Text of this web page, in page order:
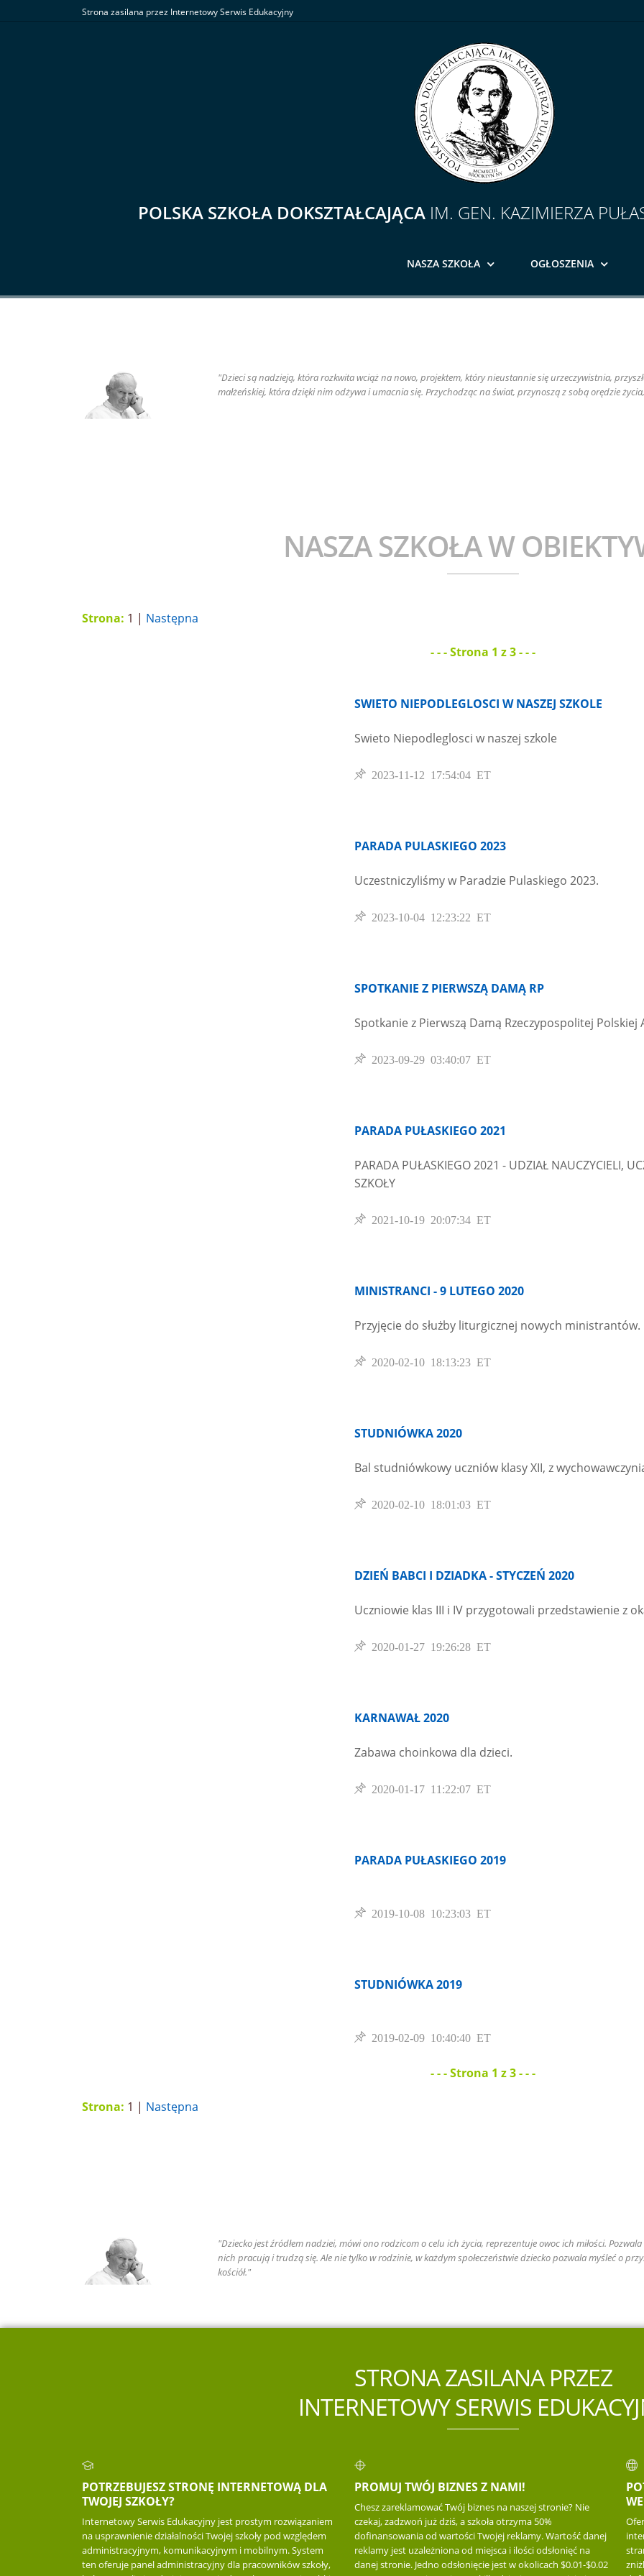
Strona zasilana przez Internetowy Serwis Edukacyjny
POLSKA SZKOŁA DOKSZTAŁCAJĄCA IM. GEN. KAZIMIERZA
NASZA SZKOŁA OGŁOSZENIA
"Dzieci są nadzieją, która rozkwita wciąż na nowo, projektem, który nieustannie się urzeczywistnia,
małżeńskiej, która dzięki nim odżywa i umacnia się. Przychodząc na świat, przynoszą z sobą orędzie
NASZA SZKOŁA W
Strona: 1 | Następna
- - - Strona 1 z 3 - - -
SWIETO NIEPODLEGLOSCI W NASZEJ SZKOLE
Swieto Niepodleglosci w naszej szkole
2023-11-12 17:54:04 ET
PARADA PULASKIEGO 2023
Uczestniczyliśmy w Paradzie Pulaskiego 2023.
2023-10-04 12:23:22 ET
SPOTKANIE Z PIERWSZĄ DAMĄ RP
Spotkanie z Pierwszą Damą Rzeczypospolitej
2023-09-29 03:40:07 ET
PARADA PUŁASKIEGO 2021
PARADA PUŁASKIEGO 2021 - UDZIAŁ NAUCZYCIELI,
SZKOŁY
2021-10-19 20:07:34 ET
MINISTRANCI - 9 LUTEGO 2020
Przyjęcie do służby liturgicznej nowych ministrantów.
2020-02-10 18:13:23 ET
STUDNIÓWKA 2020
Bal studniówkowy uczniów klasy XII, z
2020-02-10 18:01:03 ET
DZIEŃ BABCI I DZIADKA - STYCZEŃ 2020
Uczniowie klas III i IV przygotowali przedstawienie z
2020-01-27 19:26:28 ET
KARNAWAŁ 2020
Zabawa choinkowa dla dzieci.
2020-01-17 11:22:07 ET
PARADA PUŁASKIEGO 2019
2019-10-08 10:23:03 ET
STUDNIÓWKA 2019
2019-02-09 10:40:40 ET
- - - Strona 1 z 3 - - -
Strona: 1 | Następna
"Dziecko jest źródłem nadziei, mówi ono rodzicom o celu ich życia, reprezentuje owoc ich miłości.
nich pracują i trudzą się. Ale nie tylko w rodzinie, w każdym społeczeństwie dziecko pozwala myśleć o
kościół."
STRONA ZASILANA PRZEZ
INTERNETOWY SERWIS
POTRZEBUJESZ STRONĘ INTERNETOWĄ DLA
TWOJEJ SZKOŁY?
Internetowy Serwis Edukacyjny jest prostym rozwiązaniem
na usprawnienie działalności Twojej szkoły pod względem
administracyjnym, komunikacyjnym i mobilnym. System
ten oferuje panel administracyjny dla pracowników szkoły,
PROMUJ TWÓJ BIZNES Z NAMI!
Chesz zareklamować Twój biznes na naszej stronie? Nie
czekaj, zadzwoń już dziś, a szkoła otrzyma 50%
dofinansowania od wartości Twojej reklamy. Wartość danej
reklamy jest uzależniona od miejsca i ilości odsłonięć na
danej stronie. Jedno odsłonięcie jest w okolicach $0.01-$0.02